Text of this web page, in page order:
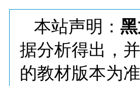
本站声明：
据分析得出，
的教材版本为